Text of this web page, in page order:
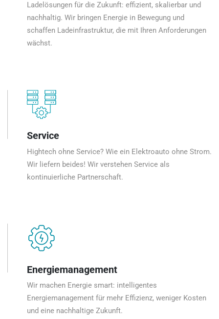
Ladelösungen für die Zukunft: effizient, skalierbar und
nachhaltig. Wir bringen Energie in Bewegung und
schaffen Ladeinfrastruktur, die mit Ihren Anforderungen
wächst.
Service
Hightech ohne Service? Wie ein Elektroauto ohne Strom.
Wir liefern beides! Wir verstehen Service als
kontinuierliche Partnerschaft.
Energiemanagement
Wir machen Energie smart: intelligentes
Energiemanagement für mehr Effizienz, weniger Kosten
und eine nachhaltige Zukunft.